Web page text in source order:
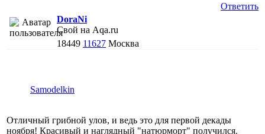
Ответить
DoraNi
Свой на Aqa.ru
18449 11627 Москва
Samodelkin
Отличный грибной улов, и ведь это для первой декады
ноября! Красивый и наглядный "натюрморт" получился.